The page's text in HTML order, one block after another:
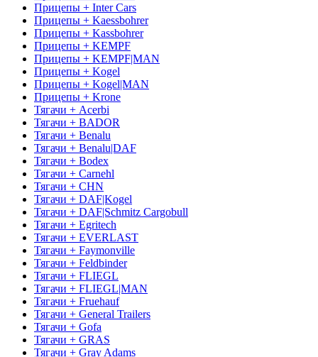
Прицепы + Inter Cars
Прицепы + Kaessbohrer
Прицепы + Kassbohrer
Прицепы + KEMPF
Прицепы + KEMPF|MAN
Прицепы + Kogel
Прицепы + Kogel|MAN
Прицепы + Krone
Тягачи + Acerbi
Тягачи + BADOR
Тягачи + Benalu
Тягачи + Benalu|DAF
Тягачи + Bodex
Тягачи + Carnehl
Тягачи + CHN
Тягачи + DAF|Kogel
Тягачи + DAF|Schmitz Cargobull
Тягачи + Egritech
Тягачи + EVERLAST
Тягачи + Faymonville
Тягачи + Feldbinder
Тягачи + FLIEGL
Тягачи + FLIEGL|MAN
Тягачи + Fruehauf
Тягачи + General Trailers
Тягачи + Gofa
Тягачи + GRAS
Тягачи + Gray Adams